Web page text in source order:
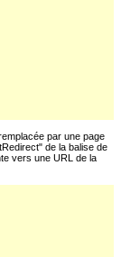
par une page
de la balise de
vers une URL de la